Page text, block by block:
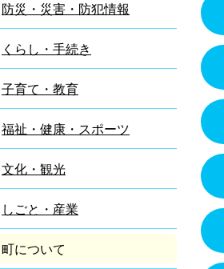
防災・災害・防犯情報
くらし・手続き
子育て・教育
福祉・健康・スポーツ
文化・観光
しごと・産業
町について